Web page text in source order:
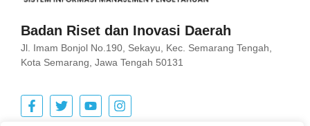
Badan Riset dan Inovasi Daerah
Jl. Imam Bonjol No.190, Sekayu, Kec. Semarang Tengah,
Kota Semarang, Jawa Tengah 50131